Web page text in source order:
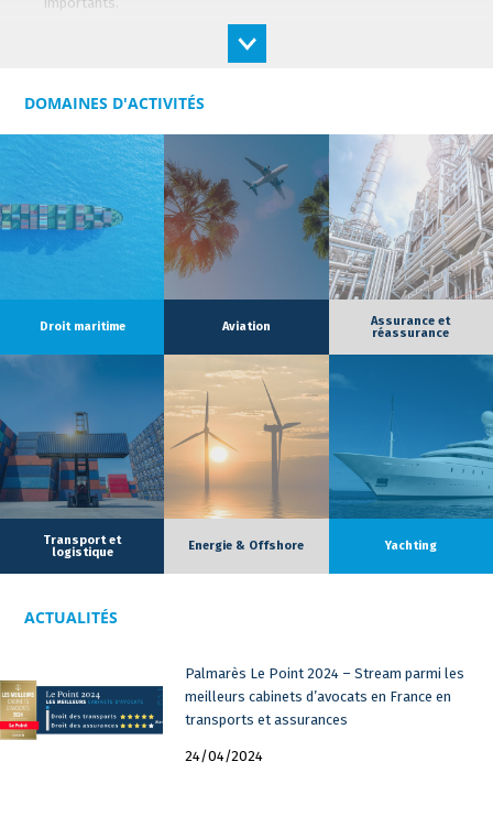
Les dossiers qui lui sont confiés sont de nature diverse :
transport routier et ferroviaire. Elle a également une forte
a assisté avec succès des grands groupes, des compagnies
aériennes, des constructeurs et des prestataires de services,
des assureurs, des propriétaires de yacht dans le cadre de
procédures devant les tribunaux et les cours d’appel ainsi qu’en
arbitrage. Son sens de la réactivité et de la stratégie et sa
ténacité lui ont permis de développer des relations privilégiées
Elle a passé une partie de son enfance aux Etats-Unis et est
bilingue.
DOMAINES D'ACTIVITÉS
Droit maritime Aviation
Assurance et
réassurance
Transport et
logistique
Energie & Offshore Yachting
ACTUALITÉS
Palmarès Le Point 2024 – Stream parmi les
meilleurs cabinets d’avocats en France en
transports et assurances
24/04/2024